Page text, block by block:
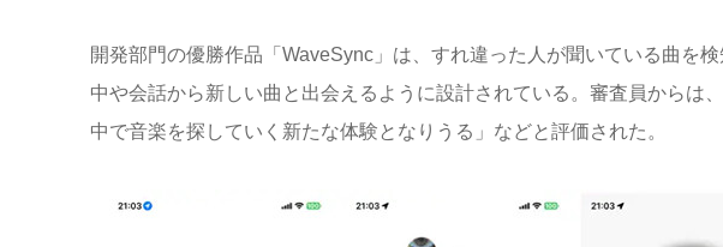
開発部門の優勝作品「 WaveSync」は、すれ違った人が聞いている曲を
中や会話から新しい曲と出会えるように設計されている。審査員からは
中で音楽を探していく新たな体験となりうる」などと評価された。